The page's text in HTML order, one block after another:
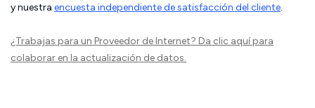
y nuestra encuesta independiente de satisfacción del cliente.
¿Trabajas para un Proveedor de Internet? Da clic aquípara
colaborar en la actualización de datos.